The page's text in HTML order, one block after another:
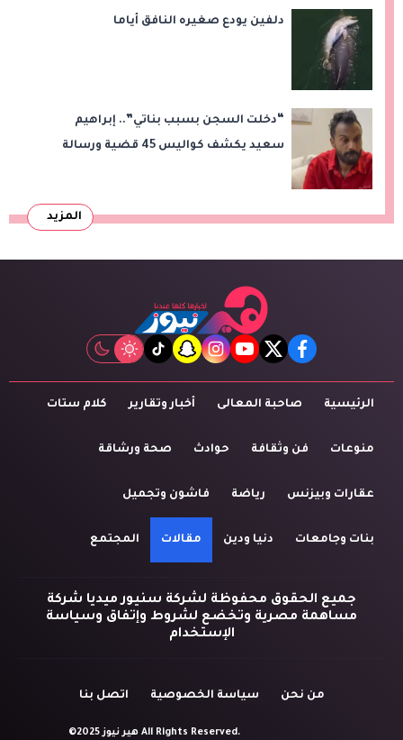
دلفين يودع صغيره النافق أياما
“دخلت السجن بسبب بناتي”.. إبراهيم
سعيد يكشف كواليس 45 قضية ورسالة
المزيد
facebook
twitter
youtube
instagram
snapchat
tiktok
الرئيسية صاحبة المعالى أخبار وتقارير كلام ستات
منوعات فن وثقافة حوادث صحة ورشاقة
عقارات وبيزنس رياضة فاشون وتجميل
بنات وجامعات دنيا ودين مقالات المجتمع
جميع الحقوق محفوظة لشركة سنيور ميديا شركة
مساهمة مصرية وتخضع لشروط وإتفاق وسياسة
الإستخدام
من نحن سياسة الخصوصية اتصل بنا
©2025 هير نيوز All Rights Reserved.